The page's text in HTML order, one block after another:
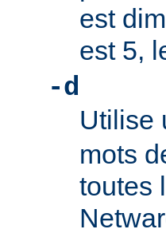
est
est 5,
-d
Utilise
mots
toutes